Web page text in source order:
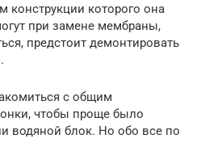
конструкции которого она
при замене мембраны,
предстоит демонтировать
с общим
чтобы проще было
водяной блок. Но обо все по